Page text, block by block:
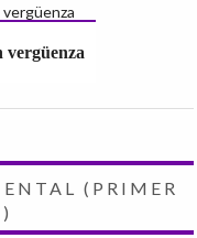
vergüenza
(PRIMER